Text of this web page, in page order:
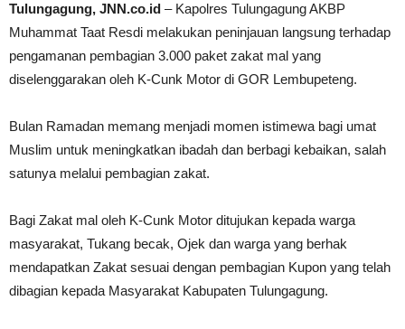
Tulungagung, JNN.co.id – Kapolres Tulungagung AKBP
Muhammat Taat Resdi melakukan peninjauan langsung terhadap
pengamanan pembagian 3.000 paket zakat mal yang
diselenggarakan oleh K-Cunk Motor di GOR Lembupeteng.
Bulan Ramadan memang menjadi momen istimewa bagi umat
Muslim untuk meningkatkan ibadah dan berbagi kebaikan, salah
satunya melalui pembagian zakat.
Bagi Zakat mal oleh K-Cunk Motor ditujukan kepada warga
masyarakat, Tukang becak, Ojek dan warga yang berhak
mendapatkan Zakat sesuai dengan pembagian Kupon yang telah
dibagian kepada Masyarakat Kabupaten Tulungagung.